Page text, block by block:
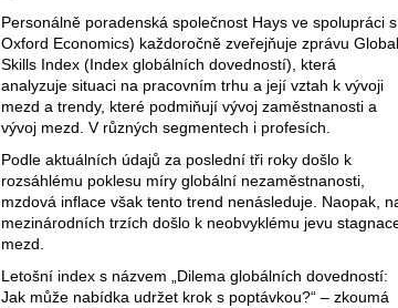
Personálně poradenská společnost Hays ve spolupráci s
Oxford Economics) každoročně zveřejňuje zprávu Global
Skills Index (Index globálních dovedností), která
analyzuje situaci na pracovním trhu a její vztah k vývoji
mezd a trendy, které podmiňují vývoj zaměstnanosti a
vývoj mezd. V různých segmentech i profesích.
Podle aktuálních údajů za poslední tři roky došlo k
rozsáhlému poklesu míry globální nezaměstnanosti,
mzdová inflace však tento trend nenásleduje. Naopak,
mezinárodních trzích došlo k neobvyklému jevu
mezd.
Letošní index s názvem „Dilema globálních dovedností:
Jak může nabídka udržet krok s poptávkou?“ – zkoumá